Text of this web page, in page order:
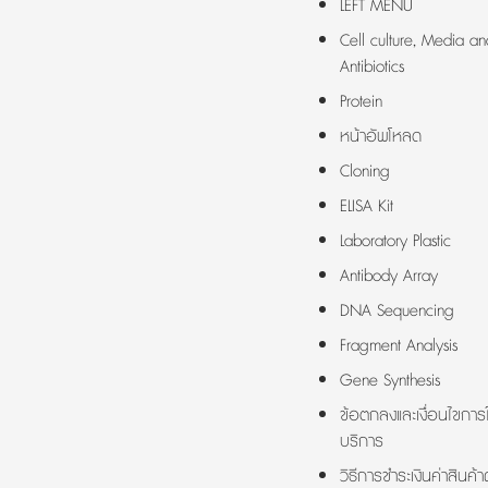
LEFT MENU
Cell culture, Media
Antibiotics
Protein
หน้าอัพโหลด
Cloning
ELISA Kit
Laboratory Plastic
Antibody Array
DNA Sequencing
Fragment Analysis
Gene Synthesis
ข้อตกลงและเงื่อนไขการ
บริการ
วิธีการชำระเงินค่าสินค้